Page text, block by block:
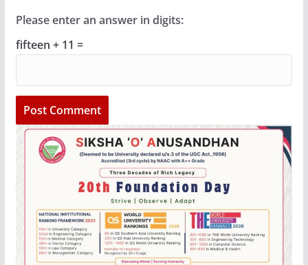
Please enter an answer in digits:
fifteen + 11 =